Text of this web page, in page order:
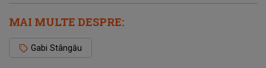
MAI MULTE DESPRE:
Gabi Stângău